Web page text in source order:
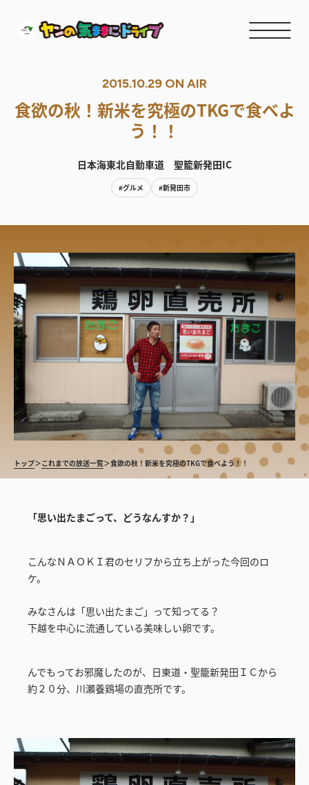
2015.10.29 ON AIR
食欲の秋！新米を究極のTKGで食べよ
う！！
日本海東北自動車道 聖籠新発田IC
#グルメ #新発田市
トップ＞これまでの放送一覧＞食欲の秋！新米を究極のTKGで食べよう！！
「思い出たまごって、どうなんすか？」
こんなＮＡＯＫＩ君のセリフから立ち上がった今回のロ
ケ。
みなさんは「思い出たまご」って知ってる？
下越を中心に流通している美味しい卵です。
んでもってお邪魔したのが、日東道・聖籠新発田ＩＣから
約２０分、川瀬養鶏場の直売所です。